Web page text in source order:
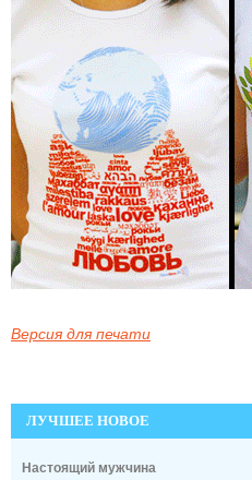
Версия для печати
ЛУЧШЕЕ НОВОЕ
Настоящий мужчина